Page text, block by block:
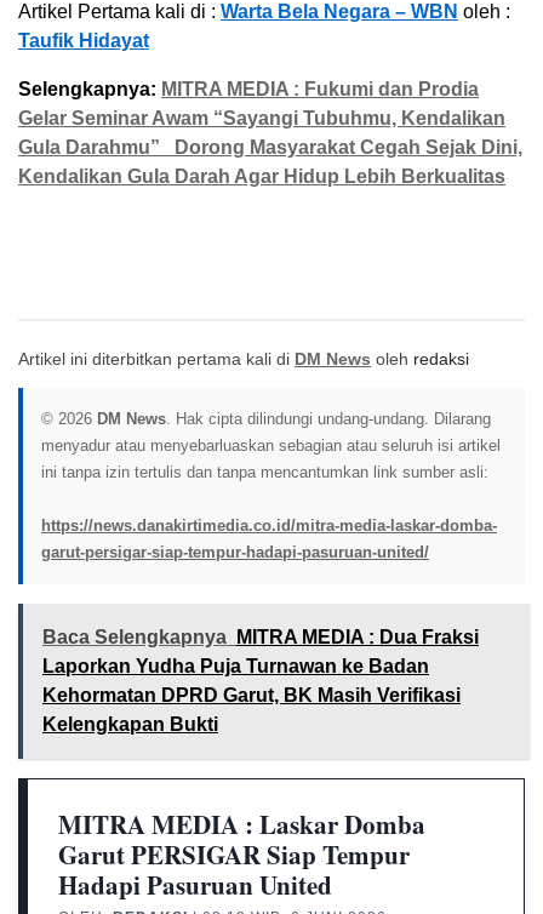
Artikel Pertama kali di : Warta Bela Negara – WBN oleh :
Taufik Hidayat
Selengkapnya: MITRA MEDIA : Fukumi dan Prodia
Gelar Seminar Awam “Sayangi Tubuhmu, Kendalikan
Gula Darahmu” Dorong Masyarakat Cegah Sejak Dini,
Kendalikan Gula Darah Agar Hidup Lebih Berkualitas
Artikel ini diterbitkan pertama kali di DM News oleh redaksi
© 2026 DM News. Hak cipta dilindungi undang-undang. Dilarang
menyadur atau menyebarluaskan sebagian atau seluruh isi artikel
ini tanpa izin tertulis dan tanpa mencantumkan link sumber asli:
https://news.danakirtimedia.co.id/mitra-media-laskar-domba-
garut-persigar-siap-tempur-hadapi-pasuruan-united/
Baca Selengkapnya
MITRA MEDIA : Dua Fraksi
Laporkan Yudha Puja Turnawan ke Badan
Kehormatan DPRD Garut, BK Masih Verifikasi
Kelengkapan Bukti
MITRA MEDIA : Laskar Domba
Garut PERSIGAR Siap Tempur
Hadapi Pasuruan United